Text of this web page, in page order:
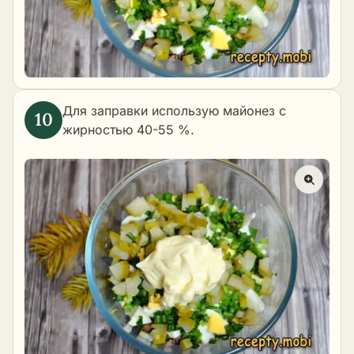
Для заправки использую майонез с
жирностью 40-55 %.